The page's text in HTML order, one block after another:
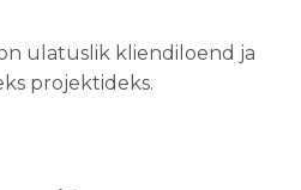
ulatuslik kliendiloend ja
projektideks.